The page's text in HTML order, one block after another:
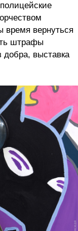
время вернуться
штрафы
добра, выставка